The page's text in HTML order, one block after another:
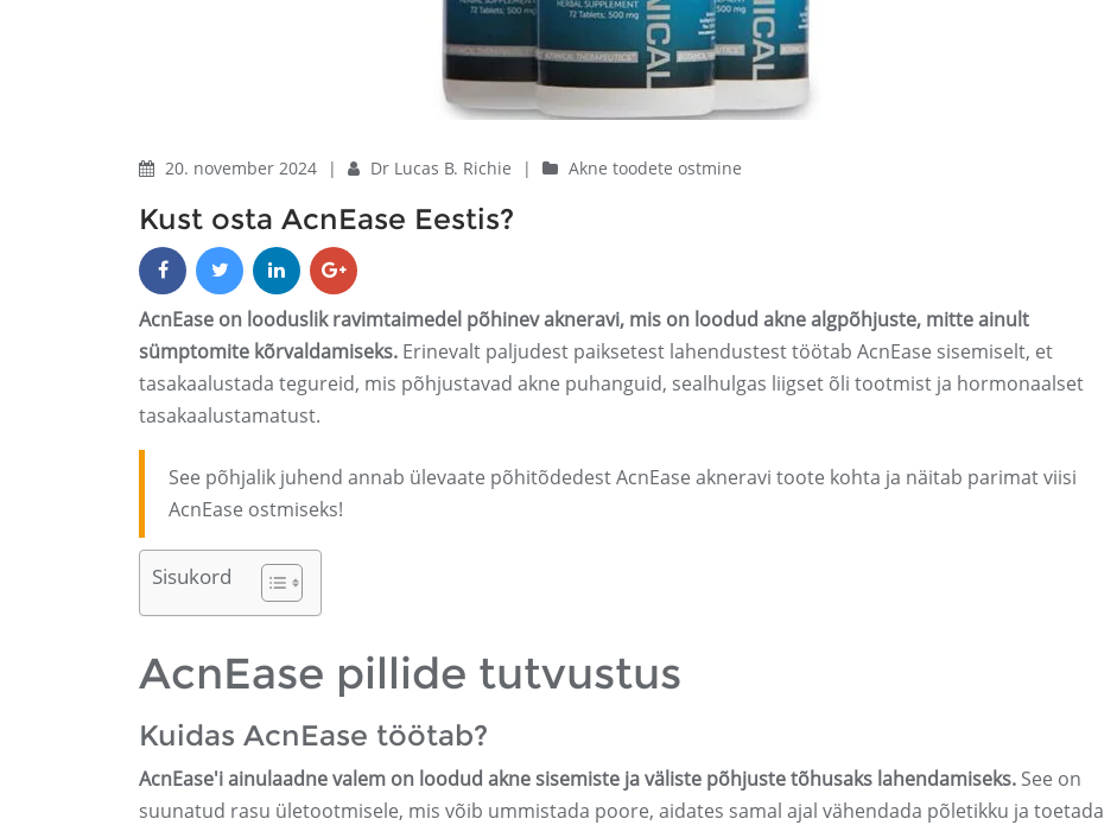
20. november 2024 | Dr Lucas B. Richie | Akne toodete ostmine
Kust osta AcnEase Eestis?
AcnEase on looduslik ravimtaimedel põhinev akneravi, mis on loodud akne algpõhjuste, mitte ainult
sümptomite kõrvaldamiseks. Erinevalt paljudest paiksetest lahendustest töötab AcnEase sisemiselt, et
tasakaalustada tegureid, mis põhjustavad akne puhanguid, sealhulgas liigset õli tootmist ja hormonaalset
tasakaalustamatust.
See põhjalik juhend annab ülevaate põhitõdedest AcnEase akneravi toote kohta ja näitab parimat viisi
AcnEase ostmiseks!
Sisukord
AcnEase pillide tutvustus
Kuidas AcnEase töötab?
AcnEase'i ainulaadne valem on loodud akne sisemiste ja väliste põhjuste tõhusaks lahendamiseks. See on
suunatud rasu ületootmisele, mis võib ummistada poore, aidates samal ajal vähendada põletikku ja toetada